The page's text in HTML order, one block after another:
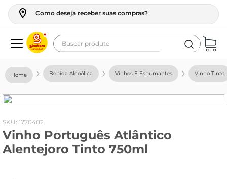
Como deseja receber suas compras?
Buscar produto
Bebida Alcoólica Vinhos E Espumantes Vinho Tinto
: 1770402
Vinho Português Atlântico
Alentejoro Tinto 750ml
geladeira
fogao
café
cerveja